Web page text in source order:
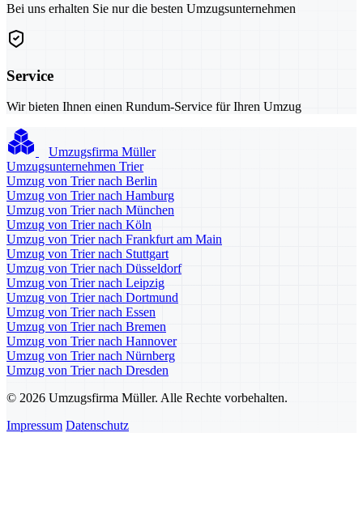
Bei uns erhalten Sie nur die besten Umzugsunternehmen
Service
Wir bieten Ihnen einen Rundum-Service für Ihren Umzug
Umzugsfirma Müller
Umzugsunternehmen Trier
Umzug von Trier nach Berlin
Umzug von Trier nach Hamburg
Umzug von Trier nach München
Umzug von Trier nach Köln
Umzug von Trier nach Frankfurt am Main
Umzug von Trier nach Stuttgart
Umzug von Trier nach Düsseldorf
Umzug von Trier nach Leipzig
Umzug von Trier nach Dortmund
Umzug von Trier nach Essen
Umzug von Trier nach Bremen
Umzug von Trier nach Hannover
Umzug von Trier nach Nürnberg
Umzug von Trier nach Dresden
© 2026 Umzugsfirma Müller. Alle Rechte vorbehalten.
Impressum Datenschutz